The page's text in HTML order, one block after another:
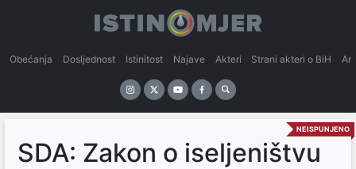
Obećanja Dosljednost Istinitost Najave Akteri Strani akteri o BiH
NEISPUNJENO
SDA: Zakon o iseljeništvu